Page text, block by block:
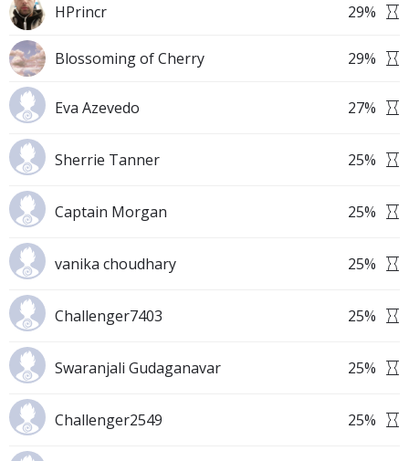
HPrincr 29%
Blossoming of Cherry 29%
Eva Azevedo 27%
Sherrie Tanner 25%
Captain Morgan 25%
vanika choudhary 25%
Challenger7403 25%
Swaranjali Gudaganavar 25%
Challenger2549 25%